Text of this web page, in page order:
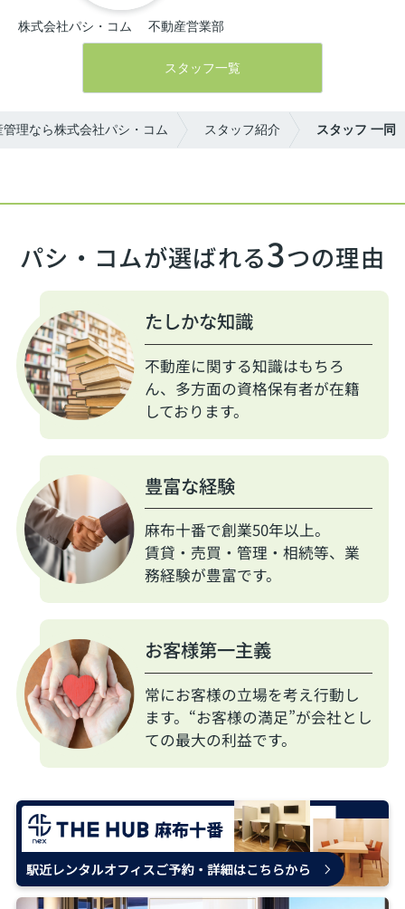
株式会社パシ・コム 　不動産営業部
スタッフ一覧
理なら株式会社パシ・コム スタッフ紹介 スタッフ 一同
パシ・コムが選ばれる3つの理由
たしかな知識
不動産に関する知識はもちろ
ん、多方面の資格保有者が在籍
しております。
豊富な経験
麻布十番で創業50年以上。
賃貸・売買・管理・相続等、業
務経験が豊富です。
お客様第一主義
常にお客様の立場を考え行動し
ます。“お客様の満足”が会社とし
ての最大の利益です。